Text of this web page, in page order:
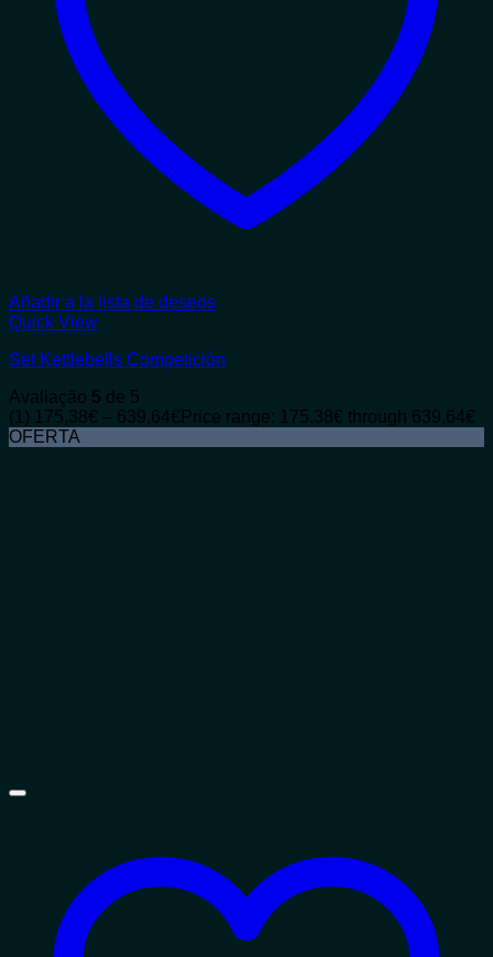
Añadir a la lista de deseos
Quick View
Set Kettlebells Competición
Avaliação 5 de 5
(1) 175,38€ – 639,64€ Price range: 175,38€ through 639,64€
OFERTA